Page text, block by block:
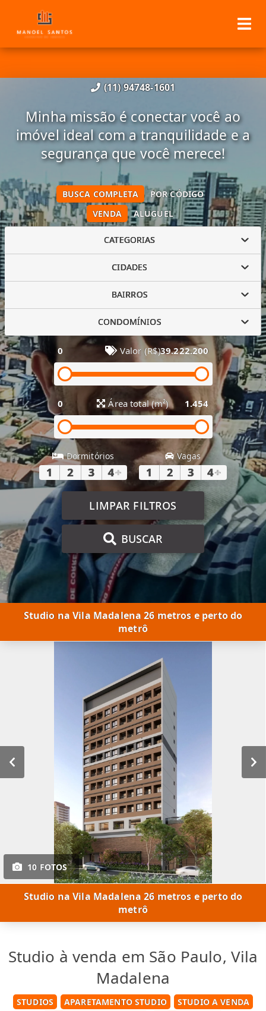
(11) 94748-1601
Minha missão é conectar você ao
imóvel ideal com a tranquilidade e a
segurança que você merece!
VENDA ALUGUEL
BUSCA COMPLETA POR CÓDIGO
CATEGORIAS
CIDADES
BAIRROS
CONDOMÍNIOS
0 Valor (R$)39.222.200
0 Área total (m²) 1.454
Dormitórios
1 2 3 4+
Vagas
1 2 3 4+
LIMPAR FILTROS
BUSCAR
Studio na Vila Madalena 26 metros e perto do
metrô
10 FOTOS
Studio na Vila Madalena 26 metros e perto do
metrô
Studio à venda em São Paulo, Vila
Madalena
STUDIOS APARETAMENTO STUDIO
STUDIO A VENDA